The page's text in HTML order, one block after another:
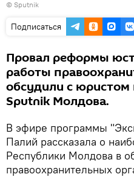
© Sputnik
Подписаться
Провал реформы
работы
обсудили с юристом
Sputnik Молдова.
В эфире программы
Палий рассказала о
Республики Молдова в
правоохранительных